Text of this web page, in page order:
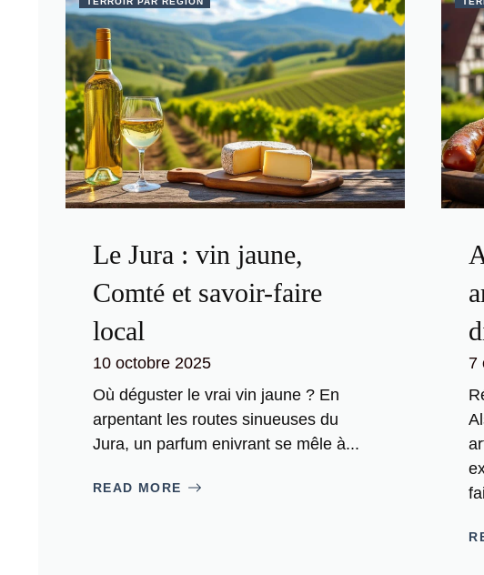
Le Jura : vin jaune,
Comté et savoir-faire
local
10 octobre 2025
Où déguster le vrai vin jaune ? En
arpentant les routes sinueuses du
Jura, un parfum enivrant se mêle à...
READ MORE
7